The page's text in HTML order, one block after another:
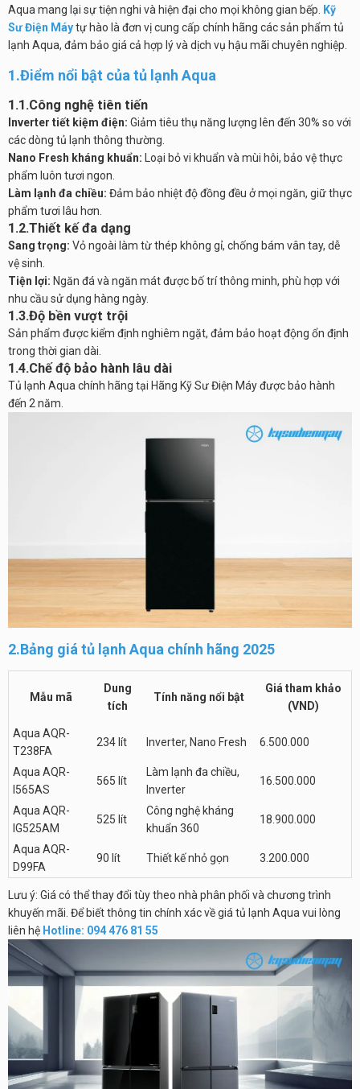
Aqua mang lại sự tiện nghi và hiện đại cho mọi không gian bếp. Kỹ
Sư Điện Máytự hào là đơn vị cung cấp chính hãng các sản phẩm tủ
lạnh Aqua, đảm bảo giá cả hợp lý và dịch vụ hậu mãi chuyên nghiệp.
1.Điểm nổi bật của tủ lạnh Aqua
1.1.Công nghệ tiên tiến
Inverter tiết kiệm điện: Giảm tiêu thụ năng lượng lên đến 30% so với
các dòng tủ lạnh thông thường.
Nano Fresh kháng khuẩn: Loại bỏ vi khuẩn và mùi hôi, bảo vệ thực
phẩm luôn tươi ngon.
Làm lạnh đa chiều: Đảm bảo nhiệt độ đồng đều ở mọi ngăn, giữ thực
phẩm tươi lâu hơn.
1.2.Thiết kế đa dạng
Sang trọng: Vỏ ngoài làm từ thép không gỉ, chống bám vân tay, dễ
vệ sinh.
Tiện lợi: Ngăn đá và ngăn mát được bố trí thông minh, phù hợp với
nhu cầu sử dụng hàng ngày.
1.3.Độ bền vượt trội
Sản phẩm được kiểm định nghiêm ngặt, đảm bảo hoạt động ổn định
trong thời gian dài.
1.4.Chế độ bảo hành lâu dài
Tủ lạnh Aqua chính hãng tại Hãng Kỹ Sư Điện Máy được bảo hành
đến 2 năm.
2.Bảng giá tủ lạnh Aqua chính hãng 2025
Mẫu mã
Dung
tích
Tính năng nổi bật
Giá tham khảo
(VND)
Aqua AQR-
T238FA
234 lít Inverter, Nano Fresh 6.500.000
Aqua AQR-
I565AS
565 lít
Làm lạnh đa chiều,
Inverter
16.500.000
Aqua AQR-
IG525AM
525 lít
Công nghệ kháng
khuẩn 360
18.900.000
Aqua AQR-
D99FA
90 lít Thiết kế nhỏ gọn 3.200.000
Lưu ý: Giá có thể thay đổi tùy theo nhà phân phối và chương trình
khuyến mãi. Để biết thông tin chính xác về giá tủ lạnh Aqua vui lòng
liên hệ Hotline: 094 476 81 55